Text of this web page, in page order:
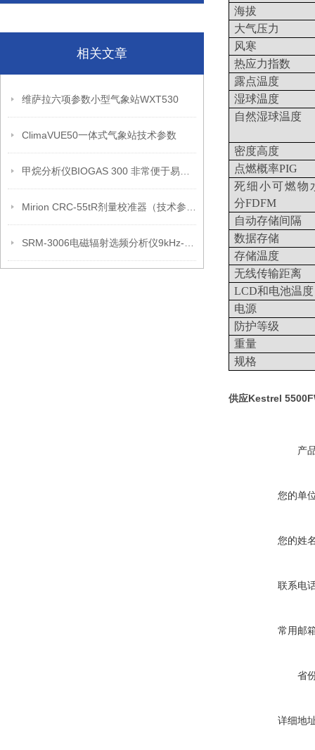
相关文章
维萨拉六项参数小型气象站WXT530
ClimaVUE50一体式气象站技术参数
海拔
大气压力
风寒
热应力指数
露点温度
湿球温度
自然湿球温度
密度高度
点燃概率PIG
死细小可燃物
分FDFM
自动存储间隔
数据存储
存储温度
无线传输距离
LCD和电池温度
电源
防护等级
重量
规格
供应Kestrel
产
您的单
您的姓
联系电
常用邮
省
详细地